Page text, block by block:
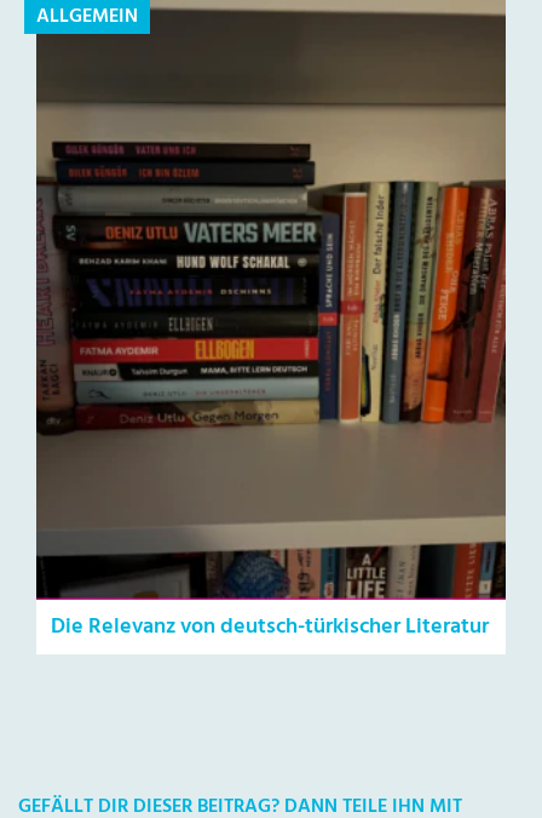
ALLGEMEIN
Die Relevanz von deutsch-türkischer Literatur
GEFÄLLT DIR DIESER BEITRAG? DANN TEILE IHN MIT